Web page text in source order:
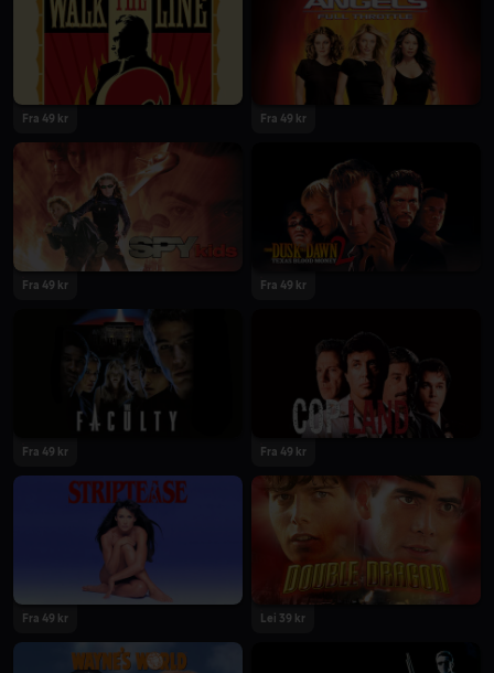
Fra 49 kr Fra 49 kr
Fra 49 kr Fra 49 kr
Fra 49 kr Fra 49 kr
Fra 49 kr Lei 39 kr